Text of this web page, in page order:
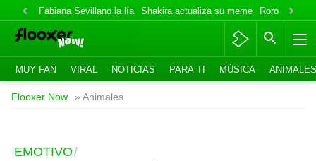
Fabiana Sevillano la lía Shakira actualiza su meme Roro lo niega
MUY FAN VIRAL NOTICIAS PARA TI MÚSICA ANIMALES
Flooxer Now » Animales
EMOTIVO